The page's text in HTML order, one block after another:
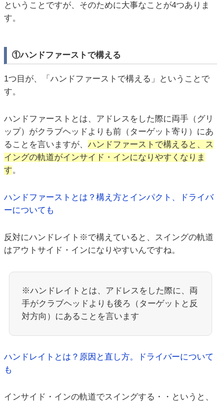
ということですが、そのために大事なことが4つありま
す。
①ハンドファーストで構える
1つ目が、「ハンドファーストで構える」ということで
す。
ハンドファーストとは、アドレスをした際に両手（グリ
ップ）がクラブヘッドよりも前（ターゲット寄り）にあ
ることを言いますが、 ハンドファーストで構えると、ス
イングの軌道がインサイド・インになりやすくなりま
す。
ハンドファーストとは？構え方とインパクト、ドライバ
ーについても
反対にハンドレイト※で構えていると、スイングの軌道
はアウトサイド・インになりやすいんですね。
※ハンドレイトとは、アドレスをした際に、両
手がクラブヘッドよりも後ろ（ターゲットと反
対方向）にあることを言います
ハンドレイトとは？原因と直し方。ドライバーについて
も
インサイド・インの軌道でスイングする・・というと、